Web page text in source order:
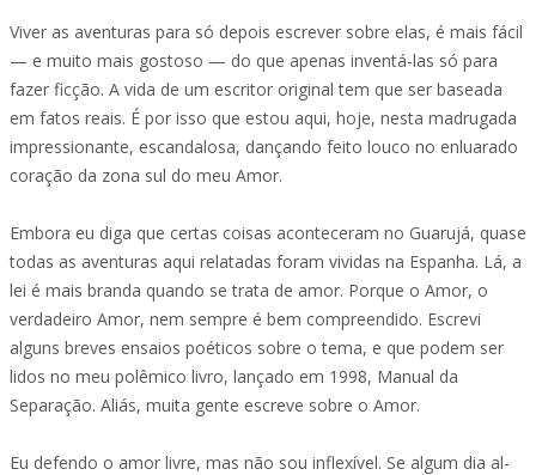
Viver as aventuras para só depois escrever sobre elas, é mais fácil
— e muito mais gostoso — do que apenas inventá-las só para
fazer ficção. A vida de um escritor original tem que ser baseada
em fatos reais. É por isso que estou aqui, hoje, nesta madrugada
impressionante, escandalosa, dançando feito louco no enluarado
coração da zona sul do meu Amor.
Embora eu diga que certas coisas aconteceram no Guarujá, quase
todas as aventuras aqui relatadas foram vividas na Espanha. Lá, a
lei é mais branda quando se trata de amor. Porque o Amor, o
verdadeiro Amor, nem sempre é bem compreendido. Escrevi
alguns breves ensaios poéticos sobre o tema, e que podem ser
lidos no meu polêmico livro, lançado em 1998, Manual da
Separação. Aliás, muita gente escreve sobre o Amor.
Eu defendo o amor livre, mas não sou inflexível. Se algum dia al-